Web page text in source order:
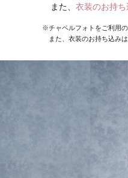
また、 衣装のお持
※チャペルフォトをご利用
また、衣装のお持ち込み